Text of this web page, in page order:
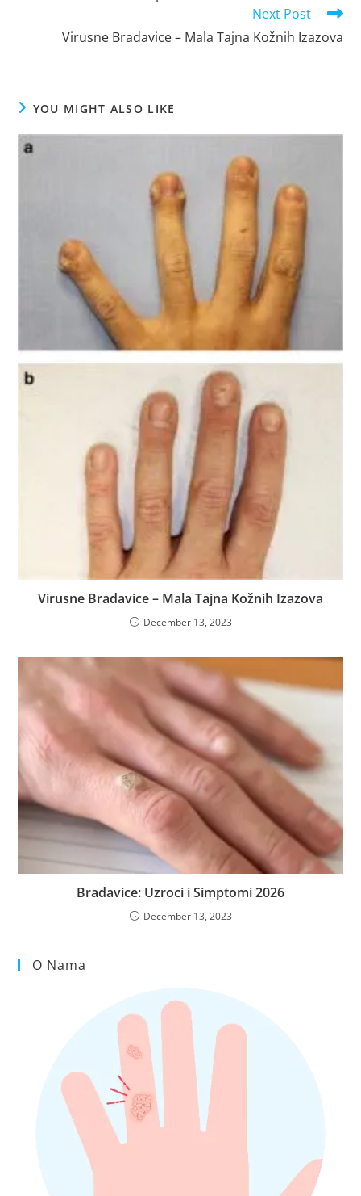
Next Post
Virusne Bradavice – Mala Tajna Kožnih Izazova
YOU MIGHT ALSO LIKE
Virusne Bradavice – Mala Tajna Kožnih Izazova
December 13, 2023
Bradavice: Uzroci i Simptomi 2026
December 13, 2023
O Nama